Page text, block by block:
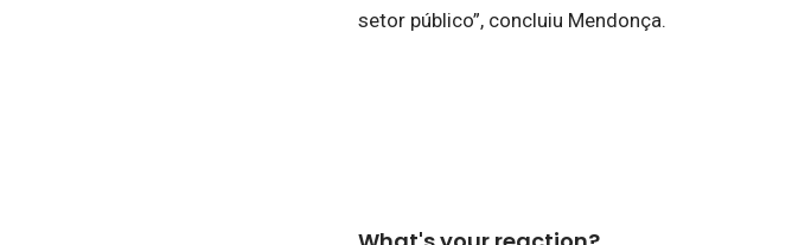
setor público”, concluiu Mendonça.